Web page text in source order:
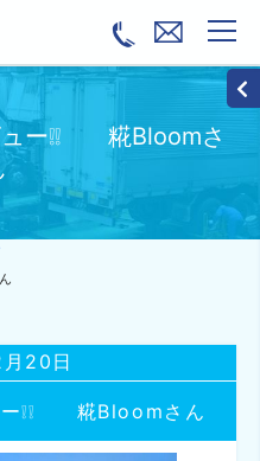
ー❕❕ 糀Bloomさ
❕❕ 糀Bloomさん
20日